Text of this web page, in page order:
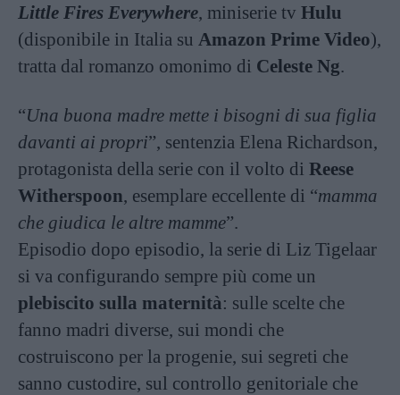
Little Fires Everywhere, miniserie tv Hulu
(disponibile in Italia su Amazon Prime Video),
tratta dal romanzo omonimo di Celeste Ng.
“Una buona madre mette i bisogni di sua figlia
davanti ai propri”, sentenzia Elena Richardson,
protagonista della serie con il volto di Reese
Witherspoon, esemplare eccellente di “mamma
che giudica le altre mamme”.
Episodio dopo episodio, la serie di Liz Tigelaar
si va configurando sempre più come un
plebiscito sulla maternità: sulle scelte che
fanno madri diverse, sui mondi che
costruiscono per la progenie, sui segreti che
sanno custodire, sul controllo genitoriale che